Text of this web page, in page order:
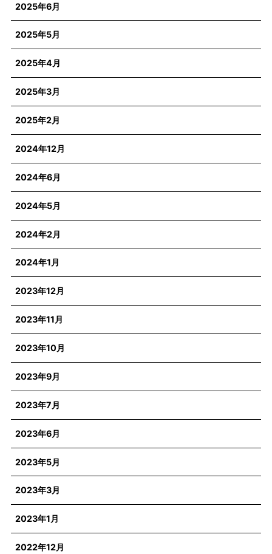
2025年6月
2025年5月
2025年4月
2025年3月
2025年2月
2024年12月
2024年6月
2024年5月
2024年2月
2024年1月
2023年12月
2023年11月
2023年10月
2023年9月
2023年7月
2023年6月
2023年5月
2023年3月
2023年1月
2022年12月